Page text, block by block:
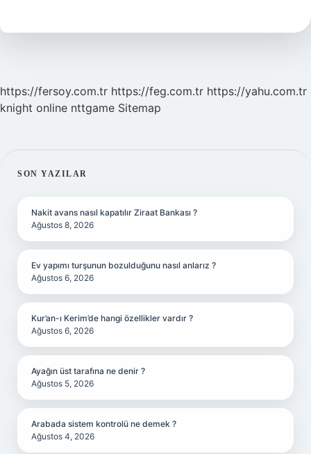
Yazılır
https://fersoy.com.tr https://feg.com.tr https://yahu.com.tr
knight online nttgame Sitemap
SIDEBAR
SON YAZILAR
Nakit avans nasıl kapatılır Ziraat Bankası ?
Ağustos 8, 2026
Ev yapımı turşunun bozulduğunu nasıl anlarız ?
Ağustos 6, 2026
Kur’an-ı Kerim’de hangi özellikler vardır ?
Ağustos 6, 2026
Ayağın üst tarafına ne denir ?
Ağustos 5, 2026
Arabada sistem kontrolü ne demek ?
Ağustos 4, 2026